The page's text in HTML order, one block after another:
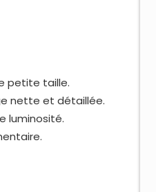
petite taille.
nette et détaillée.
luminosité.